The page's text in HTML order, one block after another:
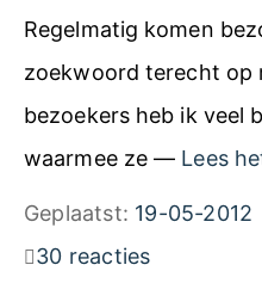
Regelmatig komen
zoekwoord terecht op
bezoekers heb ik veel
waarmee ze — Lees
Geplaatst: 19-05-2012
30 reacties